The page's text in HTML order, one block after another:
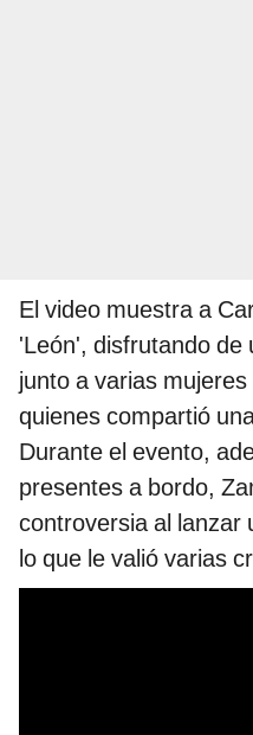
El video muestra a
'León', disfrutando de
junto a varias
quienes compartió
Durante el evento,
presentes a bordo,
controversia al lanzar
lo que le valió varias